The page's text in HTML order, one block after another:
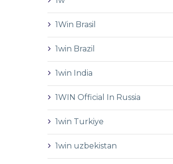
1Win Brasil
1win Brazil
1win India
1WIN Official In Russia
1win Turkiye
1win uzbekistan